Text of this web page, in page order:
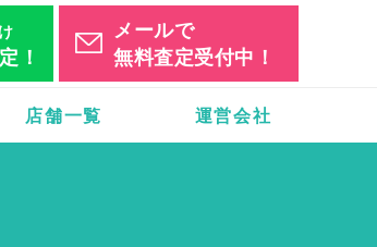
！
メールで
無料査定受付中！
店舗一覧 運営会社